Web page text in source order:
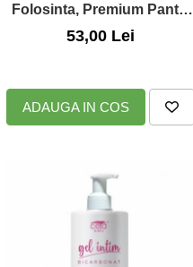
Folosinta, Premium Pants,
Marimea M/L, 10 Buc.,
53,00 Lei
ADAUGA IN COS